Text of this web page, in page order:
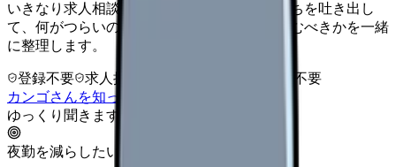
いきなり求人相談には進みません。今の気持ちを吐き出し
て、何がつらいのか、辞めるべきか、少し休むべきかを一緒
に整理します。
登録不要 求人押し売りなし
病院名は入力不要
カンゴさんを知ってから相談する
ゆっくり聞きます
夜勤を減らしたい看護師さんへ